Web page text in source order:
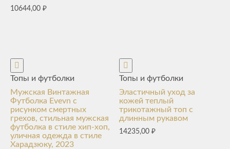
10644,00 ₽
Топы и футболки
Мужская Винтажная
Футболка Evevn с
рисунком смертных
грехов, стильная мужская
футболка в стиле хип-хоп,
уличная одежда в стиле
Харадзюку, 2023
Топы и футболки
Эластичный уход за
кожей теплый
трикотажный топ с
длинным рукавом
14235,00₽